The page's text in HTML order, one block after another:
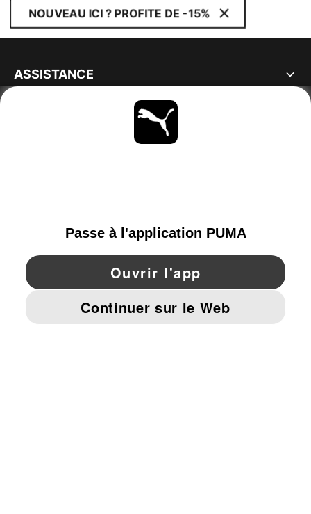
NOUVEAU ICI ? PROFITE DE -15%
ASSISTANCE
YouTube Twitter Pinterest
MENTIONS ET DONNÉES LÉGALES